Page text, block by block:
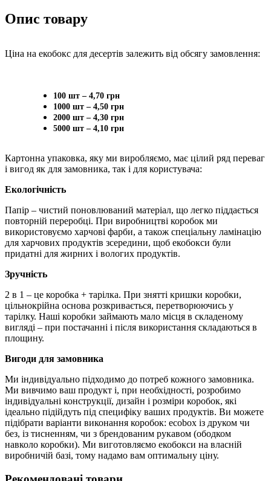
Опис товару
Ціна на екобокс для десертів залежить від обсягу замовлення:
100 шт – 4,70 грн
1000 шт – 4,50 грн
2000 шт – 4,30 грн
5000 шт – 4,10 грн
Картонна упаковка, яку ми виробляємо, має цілий ряд переваг
і вигод як для замовника, так і для користувача:
Екологічність
Папір – чистий поновлюваний матеріал, що легко піддається
повторній переробці. При виробництві коробок ми
використовуємо харчові фарби, а також спеціальну ламінацію
для харчових продуктів зсередини, щоб екобокси були
придатні для жирних і вологих продуктів.
Зручність
2 в 1 – це коробка + тарілка. При знятті кришки коробки,
цільнокрійна основа розкривається, перетворюючись у
тарілку. Наші коробки займають мало місця в складеному
вигляді – при постачанні і після використання складаються в
площину.
Вигоди для замовника
Ми індивідуально підходимо до потреб кожного замовника.
Ми вивчимо ваш продукт і, при необхідності, розробимо
індивідуальні конструкції, дизайн і розміри коробок, які
ідеально підійдуть під специфіку ваших продуктів. Ви можете
підібрати варіанти виконання коробок: ecobox із друком чи
без, із тисненням, чи з брендованим рукавом (ободком
навколо коробки). Ми виготовляємо екобокси на власній
виробничій базі, тому надамо вам оптимальну ціну.